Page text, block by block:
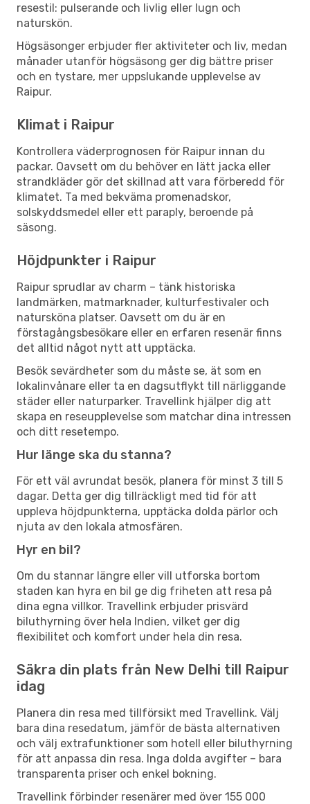
resestil: pulserande och livlig eller lugn och
naturskön.
Högsäsonger erbjuder fler aktiviteter och liv, medan
månader utanför högsäsong ger dig bättre priser
och en tystare, mer uppslukande upplevelse av
Raipur.
Klimat i Raipur
Kontrollera väderprognosen för Raipur innan du
packar. Oavsett om du behöver en lätt jacka eller
strandkläder gör det skillnad att vara förberedd för
klimatet. Ta med bekväma promenadskor,
solskyddsmedel eller ett paraply, beroende på
säsong.
Höjdpunkter i Raipur
Raipur sprudlar av charm – tänk historiska
landmärken, matmarknader, kulturfestivaler och
natursköna platser. Oavsett om du är en
förstagångsbesökare eller en erfaren resenär finns
det alltid något nytt att upptäcka.
Besök sevärdheter som du måste se, ät som en
lokalinvånare eller ta en dagsutflykt till närliggande
städer eller naturparker. Travellink hjälper dig att
skapa en reseupplevelse som matchar dina intressen
och ditt resetempo.
Hur länge ska du stanna?
För ett väl avrundat besök, planera för minst 3 till 5
dagar. Detta ger dig tillräckligt med tid för att
uppleva höjdpunkterna, upptäcka dolda pärlor och
njuta av den lokala atmosfären.
Hyr en bil?
Om du stannar längre eller vill utforska bortom
staden kan hyra en bil ge dig friheten att resa på
dina egna villkor. Travellink erbjuder prisvärd
biluthyrning över hela Indien, vilket ger dig
flexibilitet och komfort under hela din resa.
Säkra din plats från New Delhi till Raipur
idag
Planera din resa med tillförsikt med Travellink. Välj
bara dina resedatum, jämför de bästa alternativen
och välj extrafunktioner som hotell eller biluthyrning
för att anpassa din resa. Inga dolda avgifter – bara
transparenta priser och enkel bokning.
Travellink förbinder resenärer med över 155 000